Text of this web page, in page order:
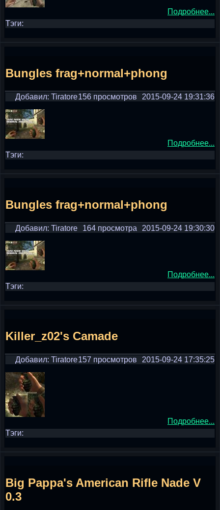
Подробнее...
Тэги:
Bungles frag+normal+phong
Добавил: Tiratore 2015-09-24 19:31:36
156 просмотров
Подробнее...
Тэги:
Bungles frag+normal+phong
Добавил: Tiratore 2015-09-24 19:30:30
164 просмотра
Подробнее...
Тэги:
Killer_z02's Camade
Добавил: Tiratore 2015-09-24 17:35:25
157 просмотров
Подробнее...
Тэги:
Big Pappa's American Rifle Nade V
0.3